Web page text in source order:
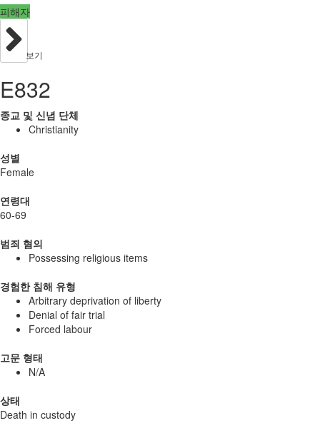
피해자
보기
E832
종교 및 신념 단체
Christianity
성별
Female
연령대
60-69
범죄 혐의
Possessing religious items
경험한 침해 유형
Arbitrary deprivation of liberty
Denial of fair trial
Forced labour
고문 형태
N/A
상태
Death in custody